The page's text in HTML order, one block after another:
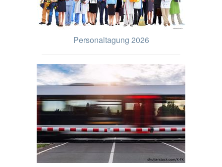
Personaltagung 2026